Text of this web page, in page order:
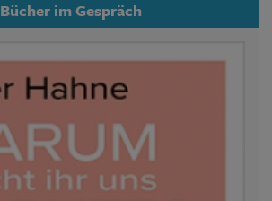
Bücher im Gespräch